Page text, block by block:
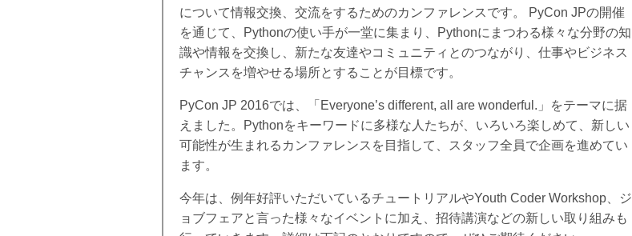
について情報交換、交流をするためのカンファレンスです。 PyCon JPの開催
を通じて、Pythonの使い手が一堂に集まり、Pythonにまつわる様々な分野の知
識や情報を交換し、新たな友達やコミュニティとのつながり、仕事やビジネス
チャンスを増やせる場所とすることが目標です。
PyCon JP 2016では、「Everyone’s different, all are wonderful.」をテーマに据
えました。Pythonをキーワードに多様な人たちが、いろいろ楽しめて、新しい
可能性が生まれるカンファレンスを目指して、スタッフ全員で企画を進めてい
ます。
今年は、例年好評いただいているチュートリアルやYouth Coder Workshop、ジ
ョブフェアと言った様々なイベントに加え、招待講演などの新しい取り組みも